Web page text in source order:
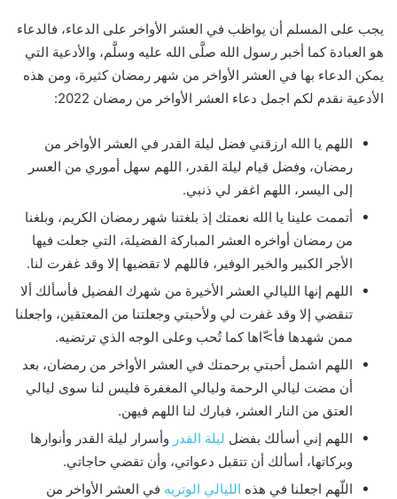
يجب على المسلم أن يواظب في العشر الأواخر على الدعاء، فالدعاء
هو العبادة كما أخبر رسول الله صلَّى الله عليه وسلَّم، والأدعية التي
يمكن الدعاء بها في العشر الأواخر من شهر رمضان كثيرة، ومن هذه
الأدعية نقدم لكم اجمل دعاء العشر الأواخر من رمضان 2022:
اللهم يا الله ارزقني فضل ليلة القدر في العشر الأواخر من
رمضان، وفضل قيام ليلة القدر، اللهم سهل أموري من العسر
إلى اليسر، اللهم اغفر لي ذنبي.
أتممت علينا يا الله نعمتك إذ بلغتنا شهر رمضان الكريم، وبلغنا
من رمضان أواخره العشر المباركة الفضيلة، التي جعلت فيها
الأجر الكبير والخير الوفير، فاللهم لا تقضيها إلا وقد غفرت لنا.
اللهم إنها الليالي العشر الأخيرة من شهرك الفضيل فأسألك ألا
تنقضي إلا وقد غفرت لي ولأحبتي وجعلتنا من المعتقين، واجعلنا
ممن شهدها فأ>ّاها كما تُحب وعلى الوجه الذي ترتضيه.
اللهم اشمل أحبتي برحمتك في العشر الأواخر من رمضان، بعد
أن مضت ليالي الرحمة وليالي المغفرة فليس لنا سوى ليالي
العتق من النار العشر، فبارك لنا اللهم فيهن.
اللهم إني أسألك بفضل ليلة القدر وأسرار ليلة القدر وأنوارها
وبركاتها، أسألك أن تتقبل دعواتي، وأن تقضي حاجاتي.
اللّهم اجعلنا في هذه الليالي الوتريه في العشر الأواخر من